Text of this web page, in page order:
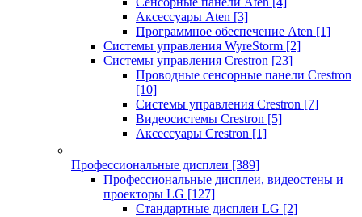
Аксессуары Aten [3]
Программное обеспечение Aten [1]
Системы управления WyreStorm [2]
Системы управления Crestron [23]
Проводные сенсорные панели Crestron
[10]
Системы управления Crestron [7]
Видеосистемы Crestron [5]
Аксессуары Crestron [1]
Профессиональные дисплеи [389]
Профессиональные дисплеи, видеостены и
проекторы LG [127]
Стандартные дисплеи LG [2]